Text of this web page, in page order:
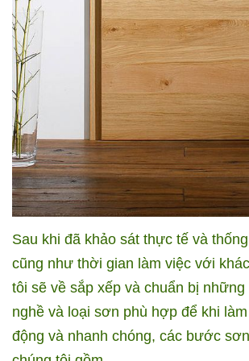
Sau khi đã khảo sát thực tế và
cũng như thời gian làm việc với
tôi sẽ về sắp xếp và chuẩn bị những
nghề và loại sơn phù hợp để khi
động và nhanh chóng, các bước